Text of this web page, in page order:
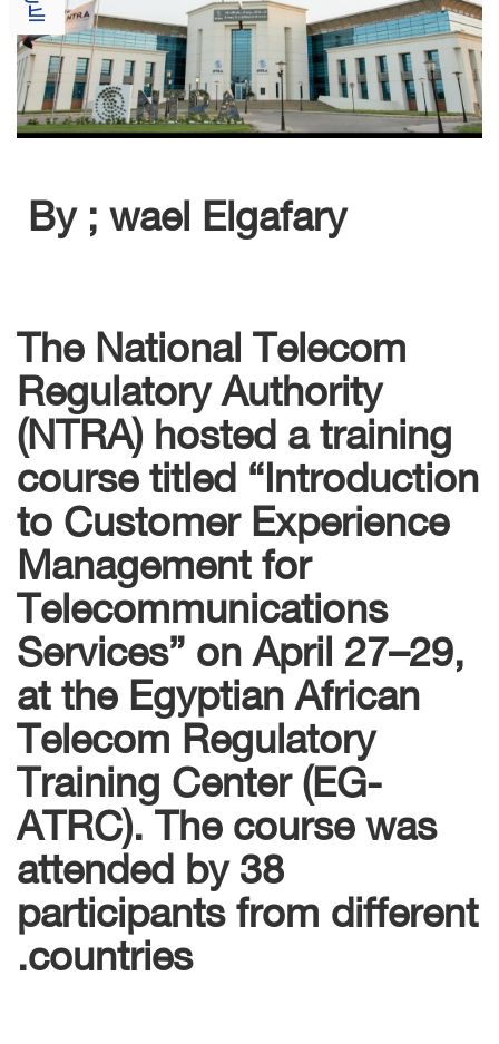
By ; wael Elgafary
The National Telecom
Regulatory Authority
(NTRA) hosted a training
course titled “Introduction
to Customer Experience
Management for
Telecommunications
Services” on April 27–29,
at the Egyptian African
Telecom Regulatory
Training Center (EG-
ATRC). The course was
attended by 38
participants from different
countries.